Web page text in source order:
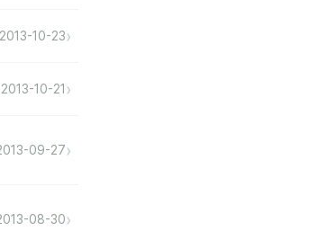
2013-10-23›
2013-10-21 ›
09-27›
08-30›